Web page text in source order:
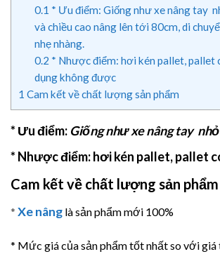
0.1 * Ưu điểm: Giống như xe nâng tay
và chiều cao nâng lên tới 80cm, di
nhẹ nhàng.
0.2 * Nhược điểm: hơi kén pallet, pallet
dụng không được
1 Cam kết về chất lượng sản phẩm
* Ưu điểm: Giống như xe nâng tay
* Nhược điểm:hơi kén pallet, pallet
Cam kết về chất lượng sản phẩm
* Xe nâng là sản phẩm mới 100%
* Mức giá của sản phẩm tốt nhất so với